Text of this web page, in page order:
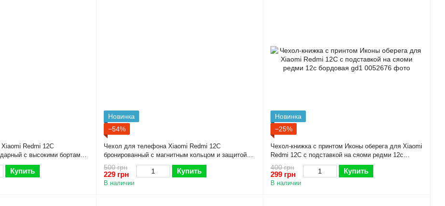
Redmi 12C
с высокими бортами
Купить
Новинка
−54%
Чехол для телефона Xiaomi Redmi 12C
бронированный с магнитным кольцом и защитой
камеры черный
500 грн
229 грн Купить
В наличии
Новинка
−25%
Чехол-книжка с принтом Иконы оберега для Xiaomi
Redmi 12C с подставкой на сяоми редми 12с
бордовая gd1
400 грн
299 грн Купить
В наличии